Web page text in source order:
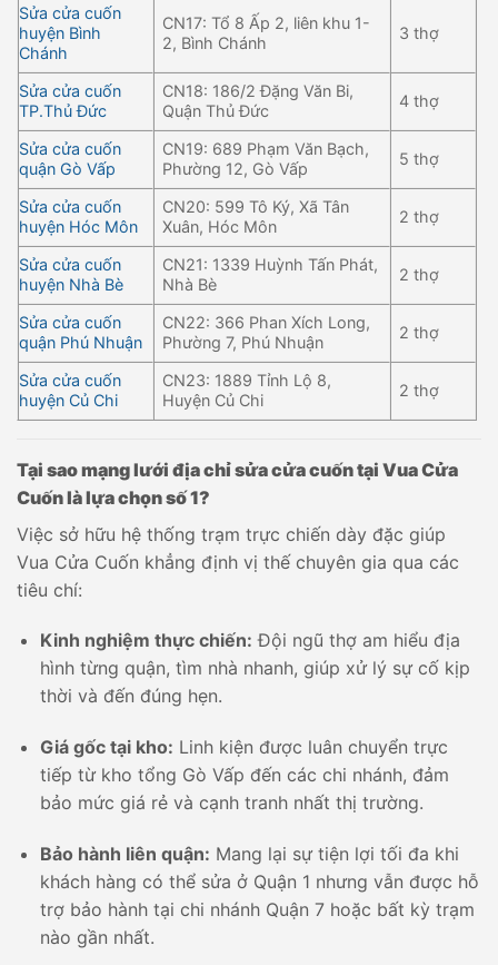
Sửa cửa cuốn
huyện Bình
Chánh
CN17: Tổ 8 Ấp 2, liên khu 1-
2, Bình Chánh
3 thợ
Sửa cửa cuốn
TP.Thủ Đức
CN18: 186/2 Đặng Văn Bi,
Quận Thủ Đức
4 thợ
Sửa cửa cuốn
quận Gò Vấp
CN19: 689 Phạm Văn Bạch,
Phường 12, Gò Vấp
5 thợ
Sửa cửa cuốn
huyện Hóc Môn
CN20: 599 Tô Ký, Xã Tân
Xuân, Hóc Môn
2 thợ
Sửa cửa cuốn
huyện Nhà Bè
CN21: 1339 Huỳnh Tấn Phát,
Nhà Bè
2 thợ
Sửa cửa cuốn
quận Phú Nhuận
CN22: 366 Phan Xích Long,
Phường 7, Phú Nhuận
2 thợ
Sửa cửa cuốn
huyện Củ Chi
CN23: 1889 Tỉnh Lộ 8,
Huyện Củ Chi
2 thợ
Tại sao mạng lưới địa chỉ sửa cửa cuốn tại Vua Cửa
Cuốn là lựa chọn số 1?
Việc sở hữu hệ thống trạm trực chiến dày đặc giúp
Vua Cửa Cuốn khẳng định vị thế chuyên gia qua các
tiêu chí:
Kinh nghiệm thực chiến: Đội ngũ thợ am hiểu địa
hình từng quận, tìm nhà nhanh, giúp xử lý sự cố kịp
thời và đến đúng hẹn.
Giá gốc tại kho: Linh kiện được luân chuyển trực
tiếp từ kho tổng Gò Vấp đến các chi nhánh, đảm
bảo mức giá rẻ và cạnh tranh nhất thị trường.
Bảo hành liên quận: Mang lại sự tiện lợi tối đa khi
khách hàng có thể sửa ở Quận 1 nhưng vẫn được hỗ
trợ bảo hành tại chi nhánh Quận 7 hoặc bất kỳ trạm
nào gần nhất.